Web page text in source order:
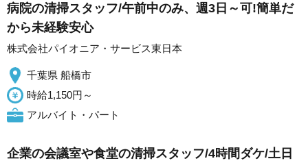
病院の清掃スタッフ/午前中のみ、週3日～可!簡単だ
から未経験安心
株式会社パイオニア・サービス東日本
千葉県 船橋市
時給1,150円～
アルバイト・パート
企業の会議室や食堂の清掃スタッフ/4時間ダケ/土日